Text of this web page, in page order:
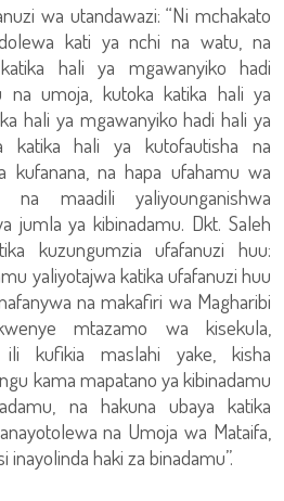
wa utandawazi: “Ni mchakato
kati ya nchi na watu, na
hali ya mgawanyiko hadi
na umoja, kutoka katika hali ya
hali ya mgawanyiko hadi hali ya
katika hali ya kutofautisha na
kufanana, na hapa ufahamu wa
na maadili yaliyounganishwa
jumla ya kibinadamu. Dkt. Saleh
kuzungumzia ufafanuzi huu:
yaliyotajwa katika ufafanuzi huu
na makafiri wa Magharibi
mtazamo wa kisekula,
kufikia maslahi yake, kisha
kama mapatano ya kibinadamu
na hakuna ubaya katika
na Umoja wa Mataifa,
inayolinda haki za binadamu”.